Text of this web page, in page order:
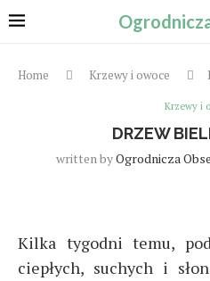
Home Krzewy i owoce
Krzewy i
DRZEW
written byOgrodnicza
Kilka tygodni temu,
ciepłych, suchych i